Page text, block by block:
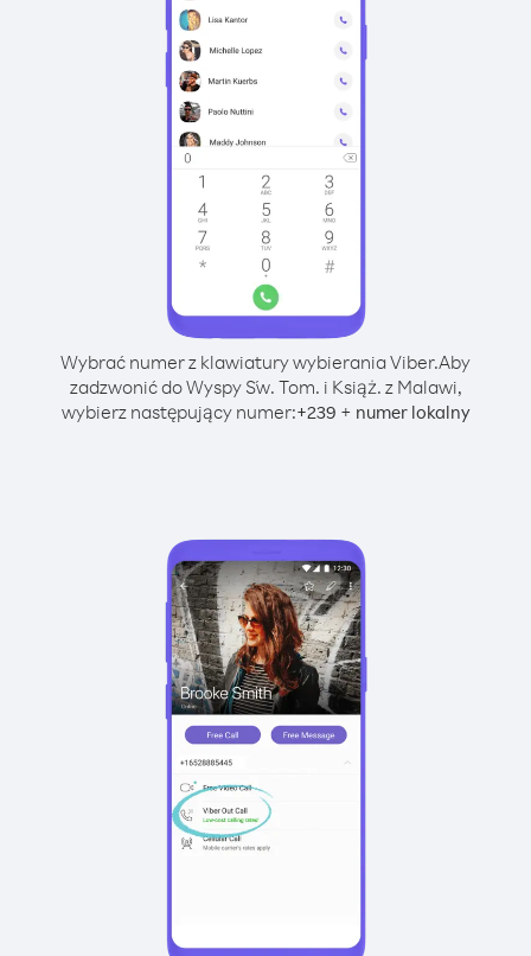
Wybrać numer z klawiatury wybierania Viber.Aby
zadzwonić do Wyspy Św. Tom. i Książ. z Malawi,
wybierz następujący numer:+239 + numer lokalny